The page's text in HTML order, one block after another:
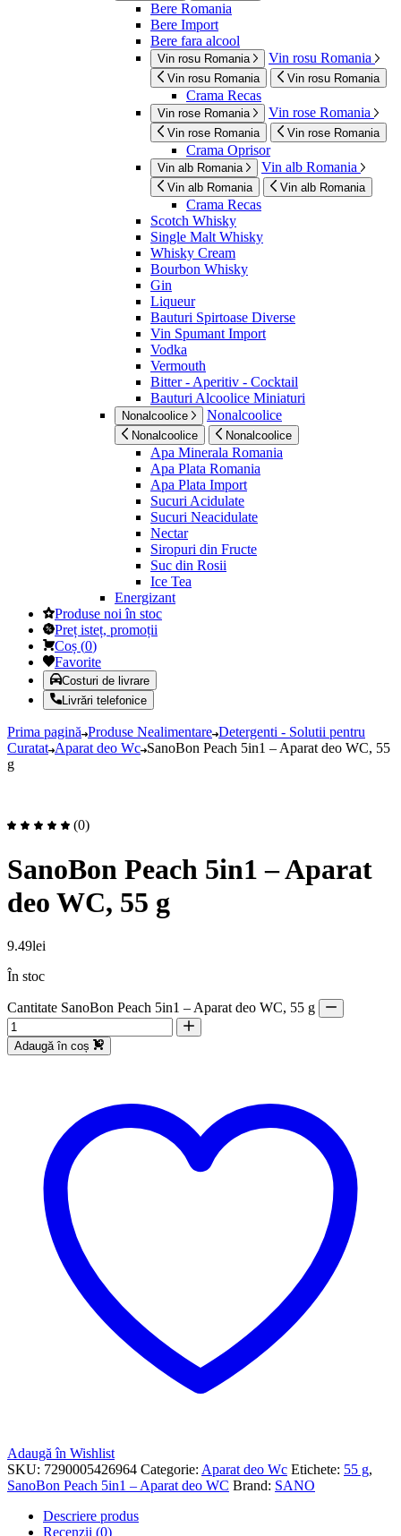
Bere Romania
Bere Import
Bere fara alcool
Vin rosu Romania Vin rosu Romania
Vin rosu Romania Vin rosu Romania
Crama Recas
Vin rose Romania Vin rose Romania
Vin rose Romania Vin rose Romania
Crama Oprisor
Vin alb Romania Vin alb Romania
Vin alb Romania Vin alb Romania
Crama Recas
Scotch Whisky
Single Malt Whisky
Whisky Cream
Bourbon Whisky
Gin
Liqueur
Bauturi Spirtoase Diverse
Vin Spumant Import
Vodka
Vermouth
Bitter - Aperitiv - Cocktail
Bauturi Alcoolice Miniaturi
Nonalcoolice Nonalcoolice
Nonalcoolice Nonalcoolice
Apa Minerala Romania
Apa Plata Romania
Apa Plata Import
Sucuri Acidulate
Sucuri Neacidulate
Nectar
Siropuri din Fructe
Suc din Rosii
Ice Tea
Energizant
Produse noi în stoc
Preț isteț, promoții
Coș (0)
Favorite
Costuri de livrare
Livrări telefonice
Prima pagină Produse Nealimentare Detergenti - Solutii pentru
Curatat Aparat deo Wc SanoBon Peach 5in1 – Aparat deo WC, 55
g
(0)
SanoBon Peach 5in1 – Aparat
deo WC, 55 g
9.49lei
În stoc
Cantitate SanoBon Peach 5in1 – Aparat deo WC, 55 g
Adaugă în coș
Adaugă în Wishlist
SKU: 7290005426964 Categorie: Aparat deo Wc Etichete: 55 g,
SanoBon Peach 5in1 – Aparat deo WC Brand: SANO
Descriere produs
Recenzii (0)